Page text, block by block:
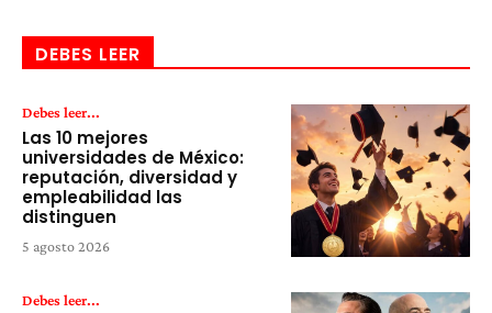
DEBES LEER
Debes leer...
Las 10 mejores
universidades de México:
reputación, diversidad y
empleabilidad las
distinguen
5 agosto 2026
Debes leer...